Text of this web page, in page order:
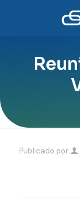
Publicado por